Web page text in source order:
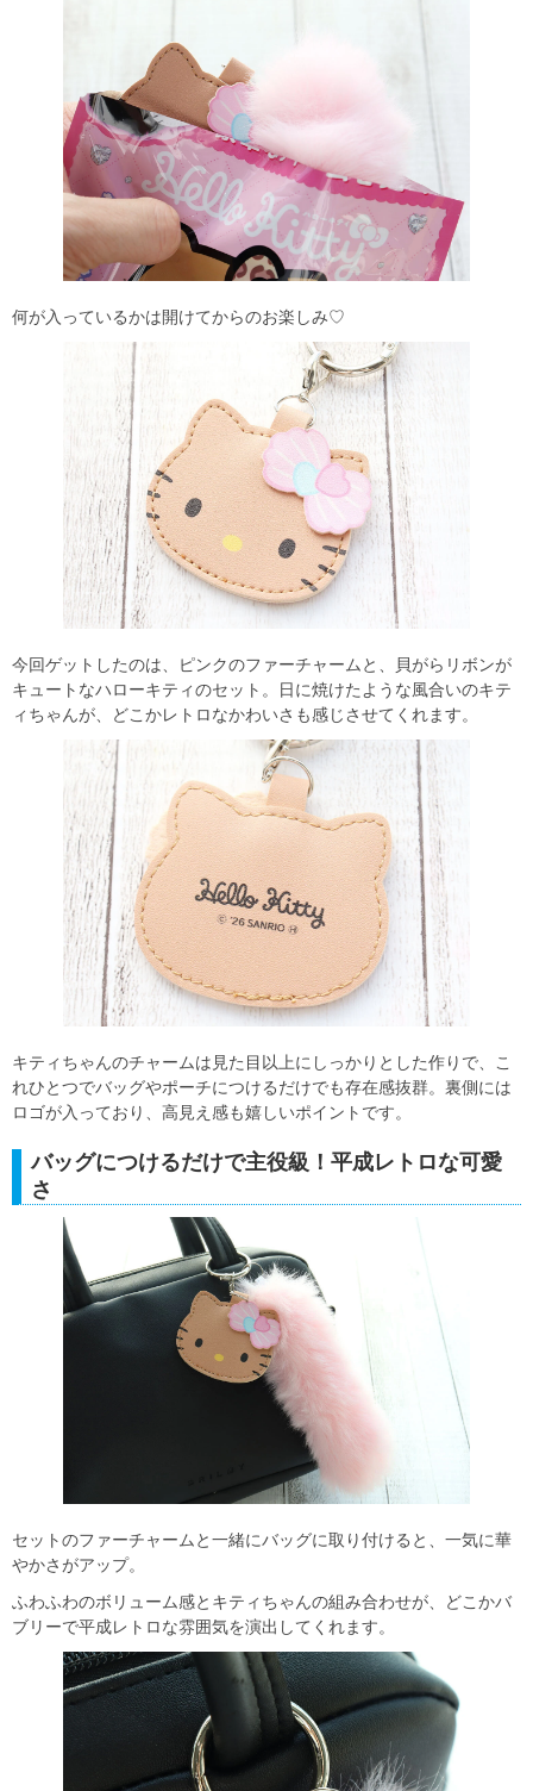
何が入っているかは開けてからのお楽しみ♡
今回ゲットしたのは、ピンクのファーチャームと、貝がらリボンが
キュートなハローキティのセット。日に焼けたような風合いのキテ
ィちゃんが、どこかレトロなかわいさも感じさせてくれます。
キティちゃんのチャームは見た目以上にしっかりとした作りで、こ
れひとつでバッグやポーチにつけるだけでも存在感抜群。裏側には
ロゴが入っており、高見え感も嬉しいポイントです。
バッグにつけるだけで主役級！平成レトロな可愛
さ
セットのファーチャームと一緒にバッグに取り付けると、一気に華
やかさがアップ。
ふわふわのボリューム感とキティちゃんの組み合わせが、どこかバ
ブリーで平成レトロな雰囲気を演出してくれます。